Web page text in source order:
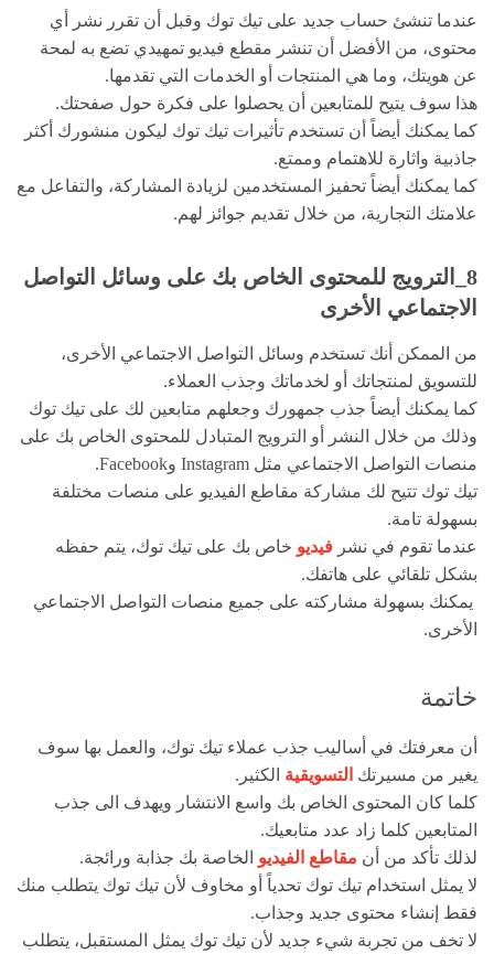
عندما تنشئ حساب جديد على تيك توك وقبل أن تقرر نشر أي
محتوى، من الأفضل أن تنشر مقطع فيديو تمهيدي تضع به لمحة
عن هويتك، وما هي المنتجات أو الخدمات التي تقدمها.
هذا سوف يتيح للمتابعين أن يحصلوا على فكرة حول صفحتك.
كما يمكنك أيضاً أن تستخدم تأثيرات تيك توك ليكون منشورك أكثر
جاذبية واثارة للاهتمام وممتع.
كما يمكنك أيضاً تحفيز المستخدمين لزيادة المشاركة، والتفاعل مع
علامتك التجارية، من خلال تقديم جوائز لهم.
8_الترويج للمحتوى الخاص بك على وسائل التواصل
الاجتماعي الأخرى
من الممكن أنك تستخدم وسائل التواصل الاجتماعي الأخرى،
للتسويق لمنتجاتك أو لخدماتك وجذب العملاء.
كما يمكنك أيضاً جذب جمهورك وجعلهم متابعين لك على تيك توك
وذلك من خلال النشر أو الترويج المتبادل للمحتوى الخاص بك على
منصات التواصل الاجتماعي مثل Instagram وFacebook.
تيك توك تتيح لك مشاركة مقاطع الفيديو على منصات مختلفة
بسهولة تامة.
عندما تقوم في نشر فيديو خاص بك على تيك توك، يتم حفظه
بشكل تلقائي على هاتفك.
يمكنك بسهولة مشاركته على جميع منصات التواصل الاجتماعي
الأخرى.
خاتمة
أن معرفتك في أساليب جذب عملاء تيك توك، والعمل بها سوف
يغير من مسيرتك التسويقية الكثير.
كلما كان المحتوى الخاص بك واسع الانتشار ويهدف الى جذب
المتابعين كلما زاد عدد متابعيك.
لذلك تأكد من أن مقاطع الفيديو الخاصة بك جذابة ورائجة.
لا يمثل استخدام تيك توك تحدياً أو مخاوف لأن تيك توك يتطلب منك
فقط إنشاء محتوى جديد وجذاب.
لا تخف من تجربة شيء جديد لأن تيك توك يمثل المستقبل، يتطلب